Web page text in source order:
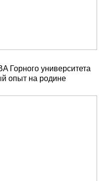
Горного университета
опыт на родине